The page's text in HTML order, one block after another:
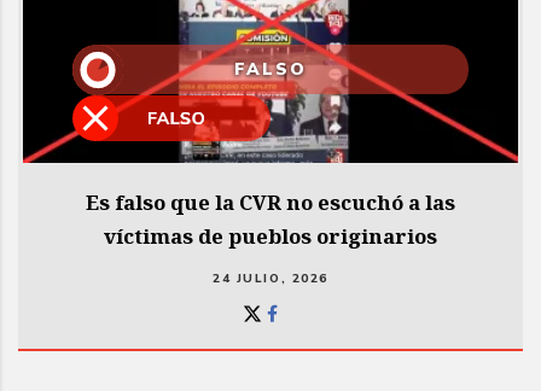
FALSO
Es falso que la CVR no escuchó a las
víctimas de pueblos originarios
24 JULIO, 2026